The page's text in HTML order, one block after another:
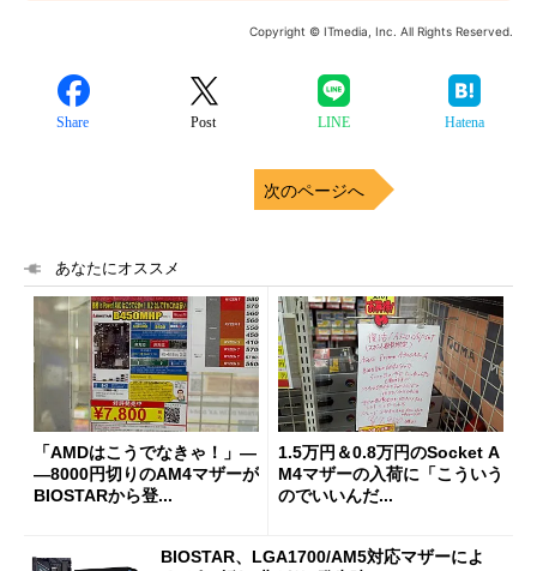
Copyright © ITmedia, Inc. All Rights Reserved.
Share Post LINE Hatena
次のページへ
あなたにオススメ
「AMDはこうでなきゃ！」―
―8000円切りのAM4マザーが
BIOSTARから登...
1.5万円＆0.8万円のSocket A
M4マザーの入荷に「こういう
のでいいんだ...
BIOSTAR、LGA1700/AM5対応マザーによ